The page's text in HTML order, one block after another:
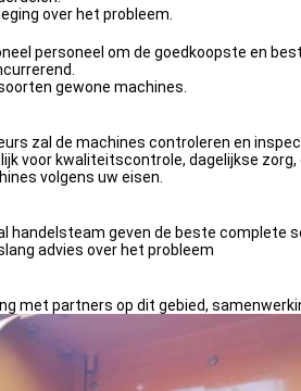
over het probleem.
personeel om de goedkoopste en
gewone machines.
zal de machines controleren en
voor kwaliteitscontrole, dagelijkse zorg,
volgens uw eisen.
handelsteam geven de beste complete
advies over het probleem
met partners op dit gebied,